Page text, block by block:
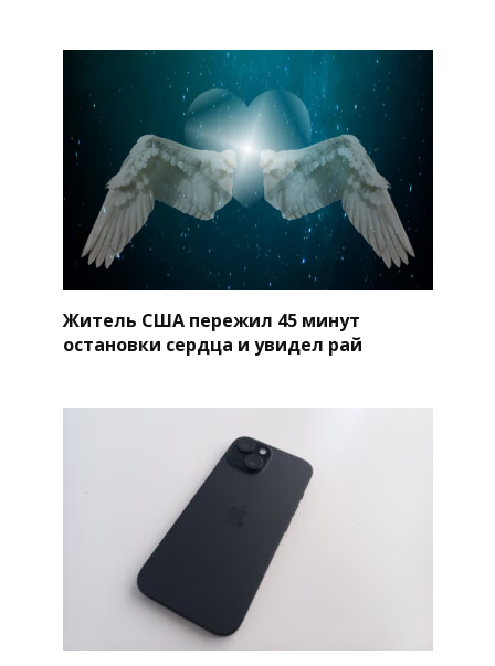
Житель США пережил 45 минут
остановки сердца и увидел рай